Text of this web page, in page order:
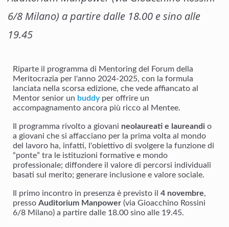
6/8 Milano) a partire dalle 18.00 e sino alle
19.45
Riparte il programma di Mentoring del Forum della
Meritocrazia per l'anno 2024-2025, con la formula
lanciata nella scorsa edizione, che vede affiancato al
Mentor senior un buddyper offrire un
accompagnamento ancora più ricco al Mentee.
Il programma rivolto a giovani neolaureati e laureandi o
a giovani che si affacciano per la prima volta al mondo
del lavoro ha, infatti, l'obiettivo di svolgere la funzione di
“ponte” tra le istituzioni formative e mondo
professionale; diffondere il valore di percorsi individuali
basati sul merito; generare inclusione e valore sociale.
Il primo incontro in presenza è previsto il 4 novembre,
presso Auditorium Manpower (via Gioacchino Rossini
6/8 Milano) a partire dalle 18.00 sino alle 19.45.